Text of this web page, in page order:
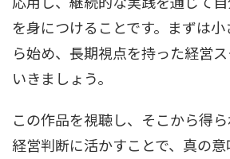
を身につけることです。まずは
ら始め、長期視点を持った経営
いきましょう。
この作品を視聴し、そこから得
経営判断に活かすことで、真の